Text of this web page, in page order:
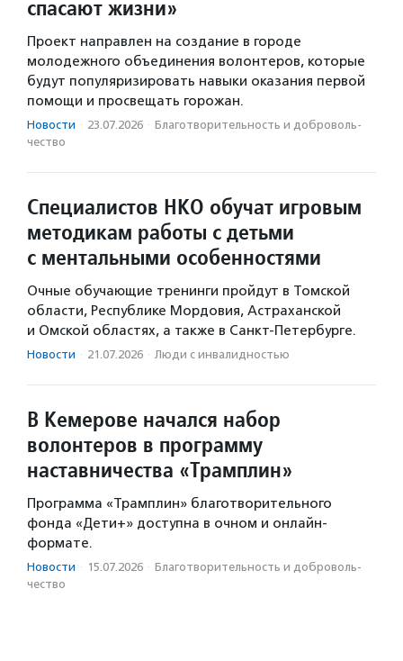
спасают жизни»
Проект направлен на создание в городе
молодежного объединения волонтеров, которые
будут популяризировать навыки оказания первой
помощи и просвещать горожан.
Новости · 23.07.2026 · Благотвори­тель­ность и доброволь­
чест­во
Специалистов НКО обучат игровым
методикам работы с детьми
с ментальными особенностями
Очные обучающие тренинги пройдут в Томской
области, Республике Мордовия, Астраханской
и Омской областях, а также в Санкт-Петербурге.
Новости · 21.07.2026 · Люди с инвалидностью
В Кемерове начался набор
волонтеров в программу
наставничества «Трамплин»
Программа «Трамплин» благотворительного
фонда «Дети+» доступна в очном и онлайн-
формате.
Новости · 15.07.2026 · Благотвори­тель­ность и доброволь­
чест­во